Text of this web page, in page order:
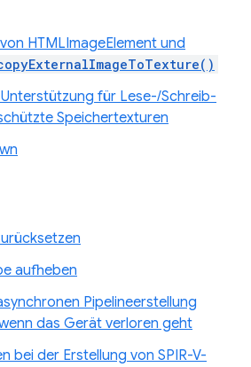
HTMLImageElement und
für Lese-/Schreib-
Speichertexturen
aufheben
Pipelineerstellung
das Gerät verloren geht
bei der Erstellung von SPIR-V-